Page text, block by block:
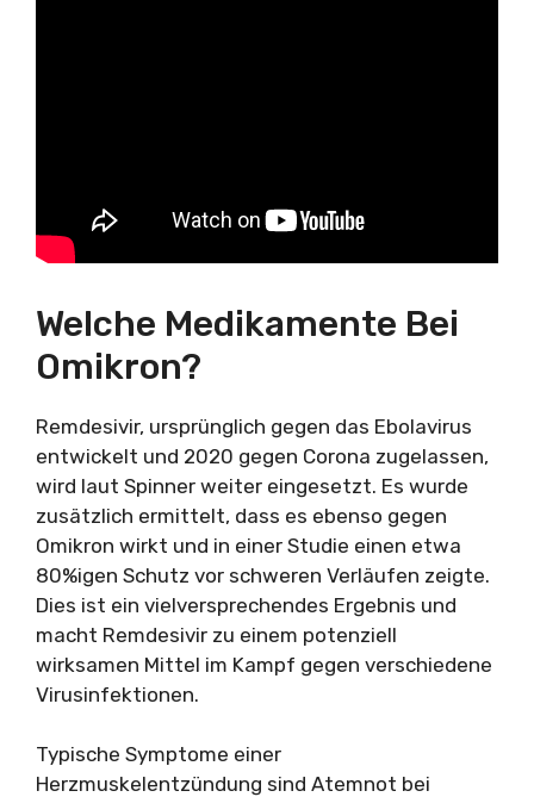
Welche Medikamente Bei
Omikron?
Remdesivir, ursprünglich gegen das Ebolavirus
entwickelt und 2020 gegen Corona zugelassen,
wird laut Spinner weiter eingesetzt. Es wurde
zusätzlich ermittelt, dass es ebenso gegen
Omikron wirkt und in einer Studie einen etwa
80%igen Schutz vor schweren Verläufen zeigte.
Dies ist ein vielversprechendes Ergebnis und
macht Remdesivir zu einem potenziell
wirksamen Mittel im Kampf gegen verschiedene
Virusinfektionen.
Typische Symptome einer
Herzmuskelentzündung sind Atemnot bei